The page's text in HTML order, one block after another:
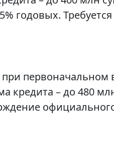
годовых. Требуется
первоначальном
кредита – до 480